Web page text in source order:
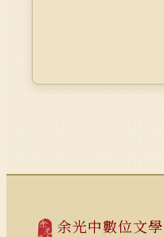
余光中數位文